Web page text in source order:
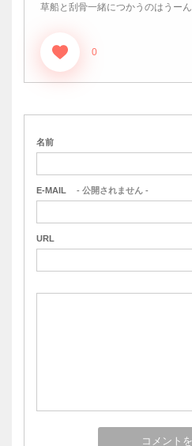
草船と刮骨一緒につかうのはうーん
0
名前
E-MAIL - 公開されません -
URL